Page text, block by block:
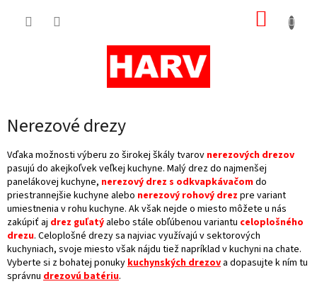
Nerezové drezy
Vďaka možnosti výberu zo širokej škály tvarov nerezových drezov
pasujú do akejkoľvek veľkej kuchyne. Malý drez do najmenšej
panelákovej kuchyne, nerezový drez s odkvapkávačomdo
priestrannejšie kuchyne alebo nerezový rohový drez pre variant
umiestnenia v rohu kuchyne. Ak však nejde o miesto môžete u nás
zakúpiť aj drez guľatý alebo stále obľúbenou variantu celoplošného
drezu. Celoplošné drezy sa najviac využívajú v sektorových
kuchyniach, svoje miesto však nájdu tiež napríklad v kuchyni na chate.
Vyberte si z bohatej ponuky kuchynských drezov a dopasujte k ním tu
správnu drezovú batériu.